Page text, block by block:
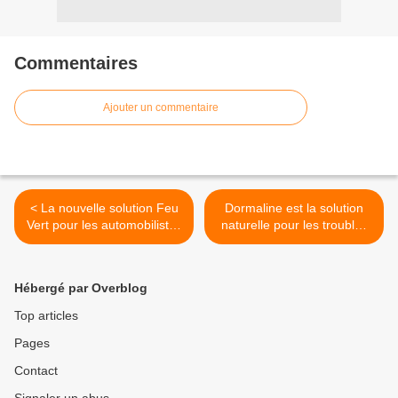
Commentaires
Ajouter un commentaire
< La nouvelle solution Feu
Vert pour les automobilistes
en suspension de permis
Dormaline est la solution
naturelle pour les troubles
du sommeil. >
Hébergé par Overblog
Top articles
Pages
Contact